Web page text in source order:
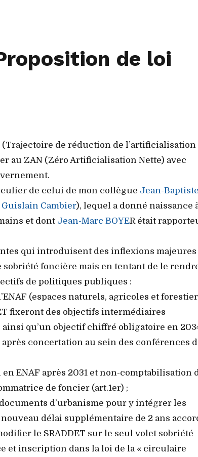
de loi
(Trajectoire de réduction de l’artificialisation
au ZAN (Zéro Artificialisation Nette) avec
de celui de mon collègue Jean-Baptiste
Guislain Cambier), lequel a donné naissance
et dont Jean-Marc BOYER était
qui introduisent des inflexions majeures
sobriété foncière mais en tentant de le
de politiques publiques :
(espaces naturels, agricoles et
fixeront des objectifs intermédiaires
ainsi qu’un objectif chiffré obligatoire en
concertation au sein des conférences
ENAF après 2031 et non-comptabilisation
de foncier (art.1er) ;
d’urbanisme pour y intégrer les
délai supplémentaire de 2 ans
le SRADDET sur le seul volet sobriété
et inscription dans la loi de la « circulaire